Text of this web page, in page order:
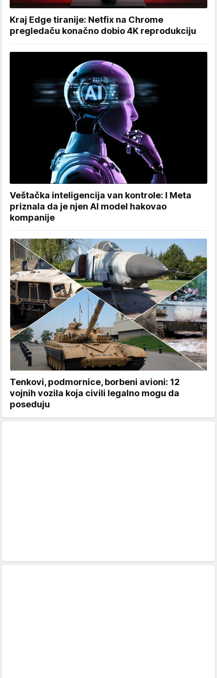
Kraj Edge tiranije: Netfix na Chrome
pregledaču konačno dobio 4K reprodukciju
Veštačka inteligencija van kontrole: I Meta
priznala da je njen AI model hakovao
kompanije
Tenkovi, podmornice, borbeni avioni: 12
vojnih vozila koja civili legalno mogu da
poseduju